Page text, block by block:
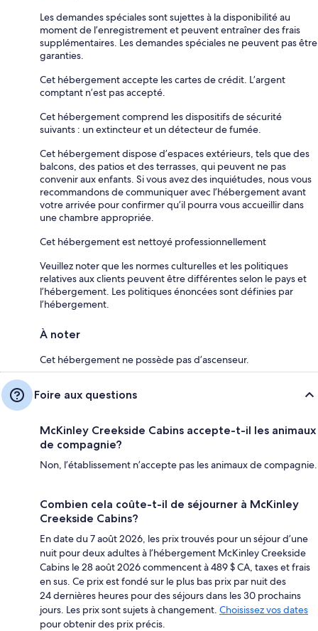
Les demandes spéciales sont sujettes à la disponibilité au
moment de l’enregistrement et peuvent entraîner des frais
supplémentaires. Les demandes spéciales ne peuvent pas être
garanties.
Cet hébergement accepte les cartes de crédit. L’argent
comptant n’est pas accepté.
Cet hébergement comprend les dispositifs de sécurité
suivants : un extincteur et un détecteur de fumée.
Cet hébergement dispose d’espaces extérieurs, tels que des
balcons, des patios et des terrasses, qui peuvent ne pas
convenir aux enfants. Si vous avez des inquiétudes, nous vous
recommandons de communiquer avec l’hébergement avant
votre arrivée pour confirmer qu’il pourra vous accueillir dans
une chambre appropriée.
Cet hébergement est nettoyé professionnellement
Veuillez noter que les normes culturelles et les politiques
relatives aux clients peuvent être différentes selon le pays et
l’hébergement. Les politiques énoncées sont définies par
l’hébergement.
À noter
Cet hébergement ne possède pas d’ascenseur.
Foire aux questions
McKinley Creekside Cabins accepte-t-il les animaux
de compagnie?
Non, l’établissement n’accepte pas les animaux de compagnie.
Combien cela coûte-t-il de séjourner à McKinley
Creekside Cabins?
En date du 7 août 2026, les prix trouvés pour un séjour d’une
nuit pour deux adultes à l’hébergement McKinley Creekside
Cabins le 28 août 2026 commencent à 489 $ CA, taxes et frais
en sus. Ce prix est fondé sur le plus bas prix par nuit des
24 dernières heures pour des séjours dans les 30 prochains
jours. Les prix sont sujets à changement. Choisissez vos dates
pour obtenir des prix précis.